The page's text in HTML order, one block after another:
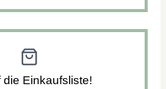
die Einkaufsliste!